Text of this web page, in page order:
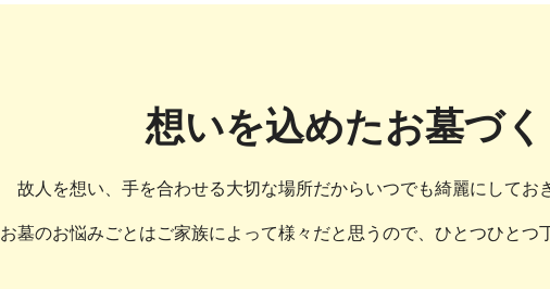
想いを込めたお墓づく
故人を想い、手を合わせる大切な場所だからいつでも綺麗にしてお
お墓のお悩みごとはご家族によって様々だと思うので、ひとつひとつ